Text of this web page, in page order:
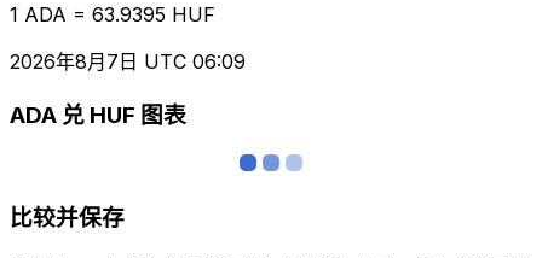
1 ADA = 63.9395 HUF
2026年8月7日 UTC 06:09
ADA 兑 HUF 图表
比较并保存